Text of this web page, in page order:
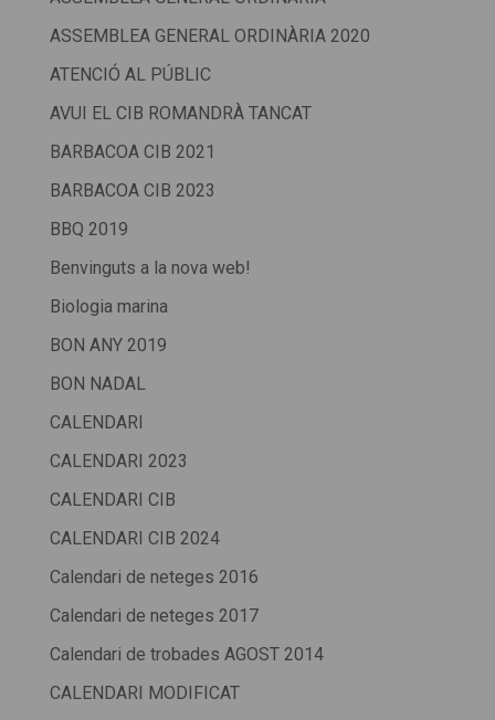
ASSEMBLEA GENERAL ORDINÀRIA 2020
ATENCIÓ AL PÚBLIC
AVUI EL CIB ROMANDRÀ TANCAT
BARBACOA CIB 2021
BARBACOA CIB 2023
BBQ 2019
Benvinguts a la nova web!
Biologia marina
BON ANY 2019
BON NADAL
CALENDARI
CALENDARI 2023
CALENDARI CIB
CALENDARI CIB 2024
Calendari de neteges 2016
Calendari de neteges 2017
Calendari de trobades AGOST 2014
CALENDARI MODIFICAT